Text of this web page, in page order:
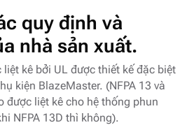
quy định và
nhà sản xuất.
kê bởi UL được thiết kế đặc biệt
kiện BlazeMaster. (NFPA 13 và
được liệt kê cho hệ thống phun
NFPA 13D thì không).